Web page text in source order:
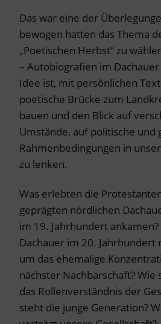
Das war eine der
bewogen hatten das Thema
„Poetischen Herbst“ zu
– Autobiografien im Dachauer
Idee ist, mit persönlichen
poetische Brücke zum
bauen und den Blick auf
Umstände, auf politische und
Rahmenbedingungen in
zu lenken.
Was erlebten die
geprägten nördlichen
im 19. Jahrhundert
Dachauer im 20. Jahrhundert
um das ehemalige
nächster Nachbarschaft? Wie
das Rollenverständnis der
steht die junge Generation?